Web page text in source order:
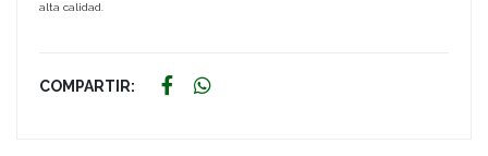
alta calidad.
COMPARTIR: